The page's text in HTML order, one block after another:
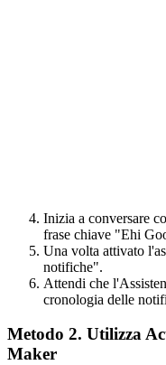
Inizia a conversare
frase chiave "Ehi
Una volta attivato
notifiche".
Attendi che
cronologia delle
Metodo 2. Utilizza
Maker